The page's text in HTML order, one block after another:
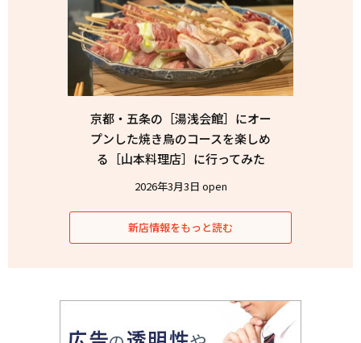
京都・五条の［湯浅会館］にオー
プンした焼き鳥のコースを楽しめ
る［山本料理店］に行ってみた
2026年3月3日 open
新店情報をもっと読む